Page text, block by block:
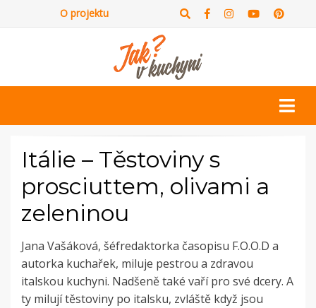
O projektu
Itálie – Těstoviny s
prosciuttem, olivami a
zeleninou
Jana Vašáková, šéfredaktorka časopisu F.O.O.D a
autorka kuchařek, miluje pestrou a zdravou
italskou kuchyni. Nadšeně také vaří pro své dcery. A
ty milují těstoviny po italsku, zvláště když jsou